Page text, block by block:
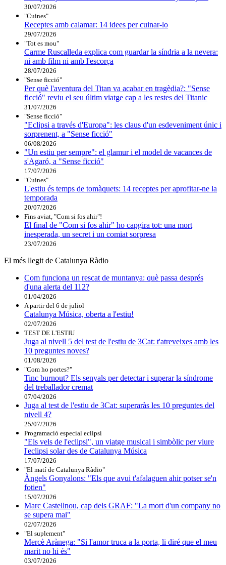
30/07/2026
"Cuines"
Receptes amb calamar: 14 idees per cuinar-lo
29/07/2026
"Tot es mou"
Carme Ruscalleda explica com guardar la síndria a la nevera:
ni amb film ni amb l'escorça
28/07/2026
"Sense ficció"
Per què l'aventura del Titan va acabar en tragèdia?: "Sense
ficció" reviu el seu últim viatge cap a les restes del Titanic
31/07/2026
"Sense ficció"
"Eclipsi a través d'Europa": les claus d'un esdeveniment únic i
sorprenent, a "Sense ficció"
06/08/2026
"Un estiu per sempre": el glamur i el model de vacances de
s'Agaró, a "Sense ficció"
17/07/2026
"Cuines"
L'estiu és temps de tomàquets: 14 receptes per aprofitar-ne la
temporada
20/07/2026
Fins aviat, "Com si fos ahir"!
El final de "Com si fos ahir" ho capgira tot: una mort
inesperada, un secret i un comiat sorpresa
23/07/2026
El més llegit de Catalunya Ràdio
Com funciona un rescat de muntanya: què passa després
d'una alerta del 112?
01/04/2026
A partir del 6 de juliol
Catalunya Música, oberta a l'estiu!
02/07/2026
TEST DE L'ESTIU
Juga al nivell 5 del test de l'estiu de 3Cat: t'atreveixes amb les
10 preguntes noves?
01/08/2026
"Com ho portes?"
Tinc burnout? Els senyals per detectar i superar la síndrome
del treballador cremat
07/04/2026
Juga al test de l'estiu de 3Cat: superaràs les 10 preguntes del
nivell 4?
25/07/2026
Programació especial eclipsi
"Els vels de l'eclipsi", un viatge musical i simbòlic per viure
l'eclipsi solar des de Catalunya Música
17/07/2026
"El matí de Catalunya Ràdio"
Àngels Gonyalons: "Els que avui t'afalaguen ahir potser se'n
fotien"
15/07/2026
Marc Castellnou, cap dels GRAF: "La mort d'un company no
se supera mai"
02/07/2026
"El suplement"
Mercè Arànega: "Si l'amor truca a la porta, li diré que el meu
marit no hi és"
03/07/2026